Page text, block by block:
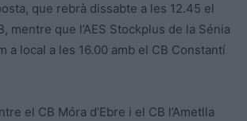
que rebrà dissabte a les 12.45 el
mentre que l’AES Stockplus de la Sénia
a local a les 16.00 amb el CB Constantí
el CB Móra d’Ebre i el CB l’Ametlla